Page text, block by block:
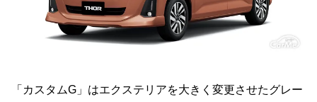
「カスタムG」はエクステリアを大きく変更させたグレー